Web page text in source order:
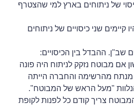
של ניתוחים בארץ למי שהצטרף
שני כיסויים של ניתוחים
ההבדל בין הכיסויים:
אם מבוטח נזקק לניתוח היה פונה
מהרשימה והחברה הייתה
"מעל הראש של המבוטח".
צריך קודם כל לפנות לקופת